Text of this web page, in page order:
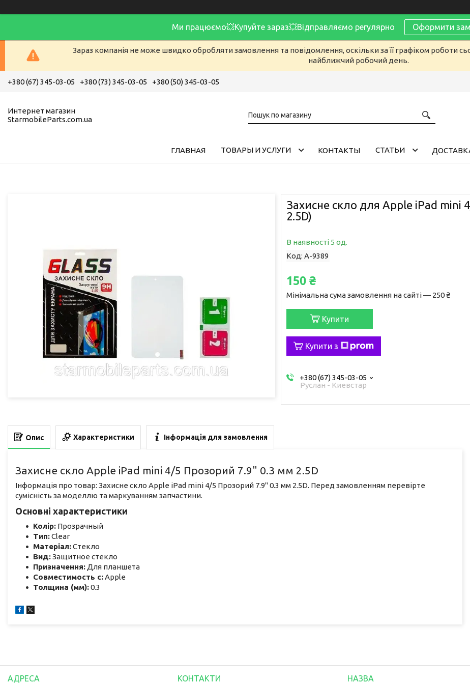
Ми працюємо💥Купуйте зараз💥Відправляємо регулярно Оформити
Зараз компанія не може швидко обробляти замовлення та повідомлення, оскільки за її графіком роботи
найближчий робочий день.
+380 (67) 345-03-05 +380 (73) 345-03-05 +380 (50) 345-03-05
Интернет магазин
StarmobileParts.com.ua
ГЛАВНАЯ ТОВАРЫ И УСЛУГИ КОНТАКТЫ CТАТЬИ
Захисне скло для Apple iPad mini
2.5D)
В наявності 5 од.
Код: A-9389
150 ₴
Мінімальна сума замовлення на сайті — 250 ₴
Купити
Купити з
+380 (67) 345-03-05
Руслан - Киевстар
Опис Характеристики Інформація для замовлення
Захисне скло Apple iPad mini 4/5 Прозорий 7.9" 0.3 мм 2.5D
Інформація про товар: Захисне скло Apple iPad mini 4/5 Прозорий 7.9" 0.3 мм 2.5D. Перед замовленням перевірте
сумісність за моделлю та маркуванням запчастини.
Основні характеристики
Колір: Прозрачный
Тип:Clear
Матеріал:Стекло
Вид:Защитное стекло
Призначення: Для планшета
Совместимость с:Apple
Толщина (мм):0.3